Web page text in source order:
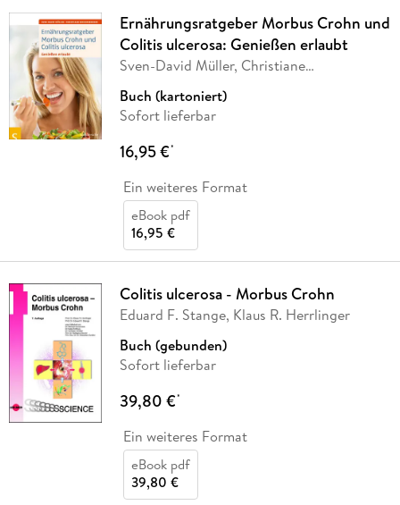
Ernährungsratgeber Morbus Crohn und
Colitis ulcerosa: Genießen erlaubt
Sven-David Müller, Christiane
Buch (kartoniert)
Sofort lieferbar
16,95 €*
Ein weiteres Format
eBook pdf
16,95 €
Colitis ulcerosa - Morbus Crohn
Eduard F. Stange, Klaus R. Herrlinger
Buch (gebunden)
Sofort lieferbar
39,80 €*
Ein weiteres Format
eBook pdf
39,80 €